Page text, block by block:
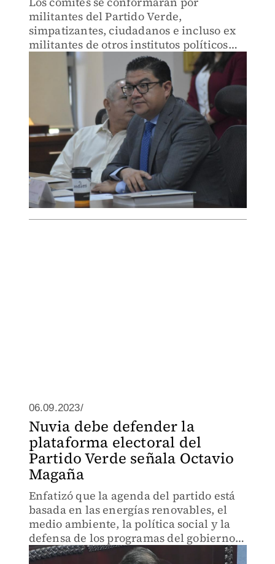
militantes del Partido Verde,
simpatizantes, ciudadanos e incluso ex
militantes de otros institutos políticos
que deseen integrarse
06.09.2023/
Nuvia debe defender la
plataforma electoral del
Partido Verde señala Octavio
Magaña
Enfatizó que la agenda del partido está
basada en las energías renovables, el
medio ambiente, la política social y la
defensa de los programas del gobierno
federal